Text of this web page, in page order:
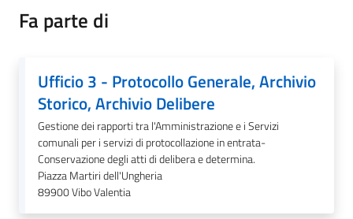
Fa parte di
Ufficio 3 - Protocollo Generale, Archivio
Storico, Archivio Delibere
Gestione dei rapporti tra l'Amministrazione e i Servizi
comunali per i servizi di protocollazione in entrata-
Conservazione degli atti di delibera e determina.
Piazza Martiri dell'Ungheria
89900Vibo Valentia